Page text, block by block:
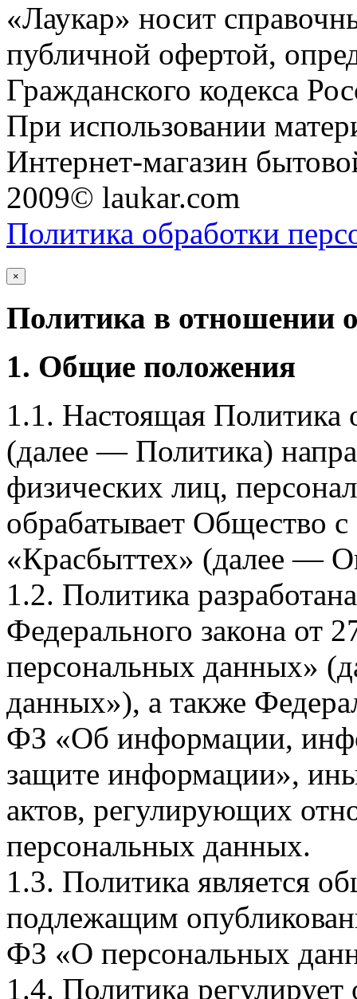
«Лаукар» носит
публичной офертой,
Гражданского кодекса
При использовании
Интернет-магазин
2009© laukar.com
Политика обработки
×
Политика в отношении
1. Общие положения
1.1. Настоящая Политика
(далее — Политика)
физических лиц,
обрабатывает Общество
«Красбыттех» (далее —
1.2. Политика
Федерального закона
персональных данных»
данных»), а также
ФЗ «Об информации,
защите информации»,
актов, регулирующих
персональных данных.
1.3. Политика является
подлежащим
ФЗ «О персональных
1.4. Политика